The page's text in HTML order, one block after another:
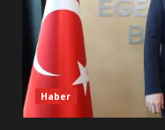
7
Haber